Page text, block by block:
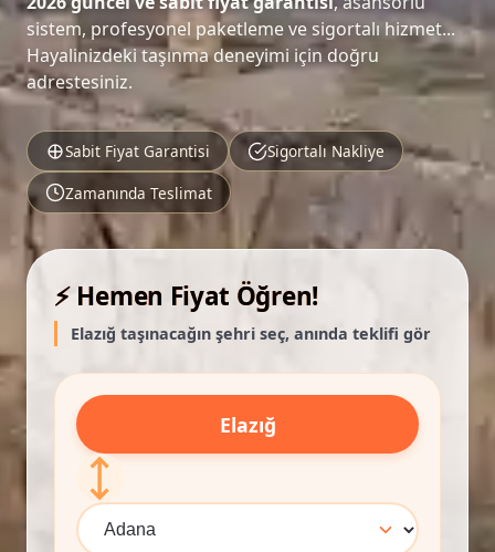
sistem, profesyonel paketleme ve sigortalı hizmet...
Hayalinizdeki taşınma deneyimi için doğru
adrestesiniz.
Sabit Fiyat Garantisi
Sigortalı Nakliye
Zamanında Teslimat
⚡ Hemen Fiyat Öğren!
Elazığ taşınacağın şehri seç, anında teklifi gör
Elazığ
⟷